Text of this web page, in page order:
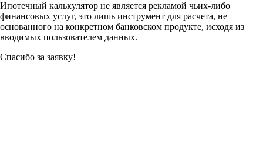
Ипотечный калькулятор не является рекламой чьих-либо
финансовых услуг, это лишь инструмент для расчета, не
основанного на конкретном банковском продукте, исходя из
вводимых пользователем данных.
Спасибо за заявку!